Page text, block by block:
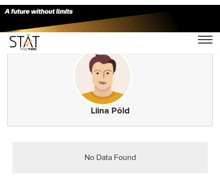
Liina Põld
No Data Found